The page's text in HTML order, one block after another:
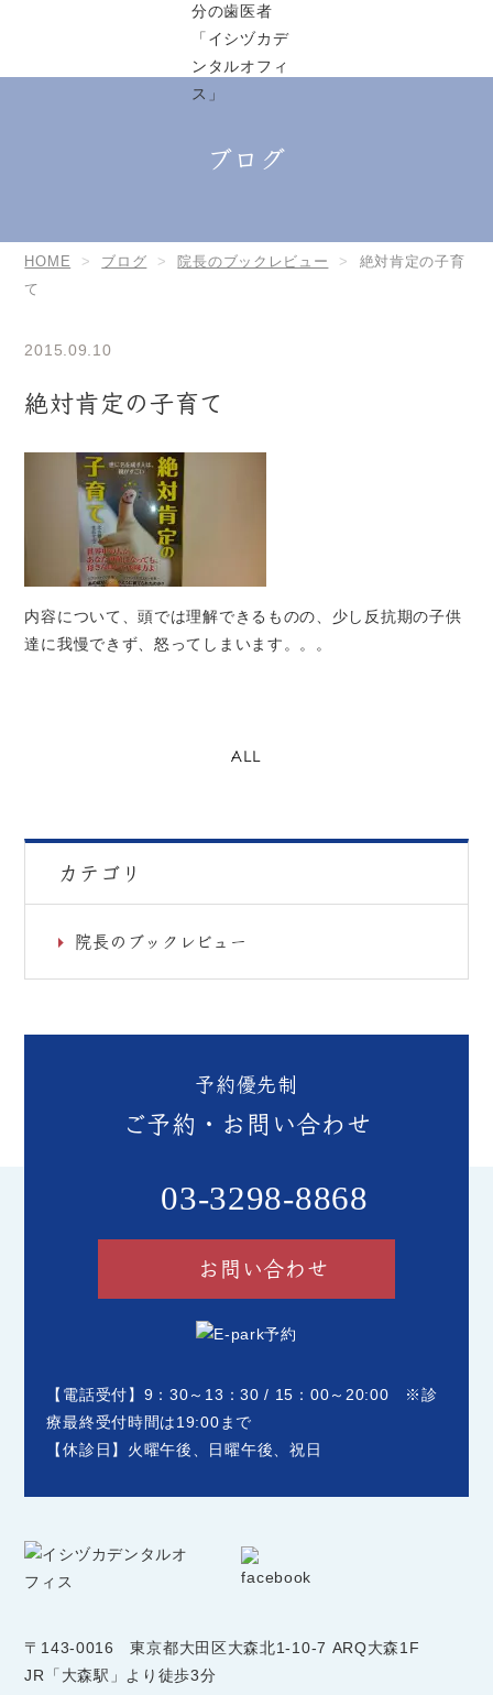
ブログ
HOME ブログ 院長のブックレビュー
絶対肯定の子育
て
2015.09.10
絶対肯定の子育て
内容について、頭では理解できるものの、少し反抗期の子供
達に我慢できず、怒ってしまいます。。。
ALL
カテゴリ
院長のブックレビュー
予約優先制
ご予約・お問い合わせ
03-3298-8868
お問い合わせ
【電話受付】9：30～13：30 / 15：00～20:00 ※診
療最終受付時間は19:00まで
【休診日】火曜午後、日曜午後、祝日
〒143-0016東京都大田区大森北1-10-7 ARQ大森1F
JR「大森駅」より徒歩3分